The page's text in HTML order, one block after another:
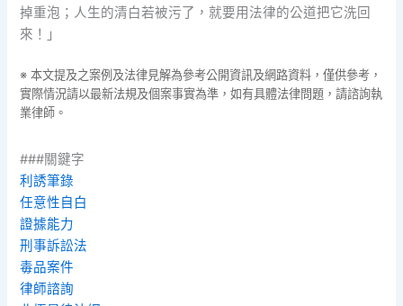
掉重泡；人生的清白若被污了，就要用法律的公道把它洗回
來！」
※ 本文提及之案例及法律見解為參考公開資訊及網路資料，僅供參考，
實際情況請以最新法規及個案事實為準，如有具體法律問題，請諮詢執
業律師。
###關鍵字
利誘筆錄
任意性自白
證據能力
刑事訴訟法
毒品案件
律師諮詢